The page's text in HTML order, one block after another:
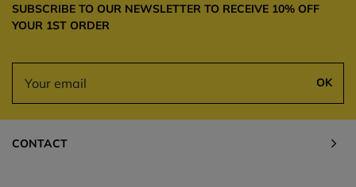
SUBSCRIBE TO OUR NEWSLETTER TO RECEIVE 10% OFF
YOUR 1ST ORDER
OK
CONTACT